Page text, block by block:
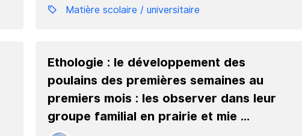
Matière scolaire / universitaire
Ethologie : le développement des
poulains des premières semaines au
premiers mois : les observer dans leur
groupe familial en prairie et mie ...